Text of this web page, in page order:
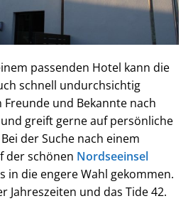
passenden Hotel kann die
schnell undurchsichtig
und Bekannte nach
greift gerne auf persönliche
der Suche nach einem
der schönen Nordseeinsel
in die engere Wahl gekommen.
Jahreszeiten und das Tide 42.